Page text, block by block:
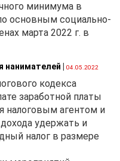
минимума в
основным социально-
марта 2022 г. в
нанимателей 04.05.2022
кодекса
заработной платы
налоговым агентом и
удержать и
налог в размере